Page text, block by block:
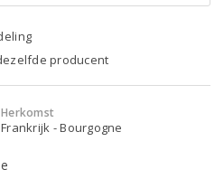
producent
Herkomst
Frankrijk - Bourgogne